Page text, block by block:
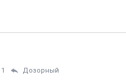
Дозорный